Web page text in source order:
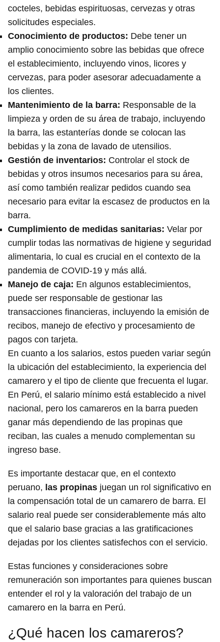
cocteles, bebidas espirituosas, cervezas y otras
solicitudes especiales.
Conocimiento de productos: Debe tener un
amplio conocimiento sobre las bebidas que ofrece
el establecimiento, incluyendo vinos, licores y
cervezas, para poder asesorar adecuadamente a
los clientes.
Mantenimiento de la barra: Responsable de la
limpieza y orden de su área de trabajo, incluyendo
la barra, las estanterías donde se colocan las
bebidas y la zona de lavado de utensilios.
Gestión de inventarios: Controlar el stock de
bebidas y otros insumos necesarios para su área,
así como también realizar pedidos cuando sea
necesario para evitar la escasez de productos en la
barra.
Cumplimiento de medidas sanitarias: Velar por
cumplir todas las normativas de higiene y seguridad
alimentaria, lo cual es crucial en el contexto de la
pandemia de COVID-19 y más allá.
Manejo de caja: En algunos establecimientos,
puede ser responsable de gestionar las
transacciones financieras, incluyendo la emisión de
recibos, manejo de efectivo y procesamiento de
pagos con tarjeta.
En cuanto a los salarios, estos pueden variar según
la ubicación del establecimiento, la experiencia del
camarero y el tipo de cliente que frecuenta el lugar.
En Perú, el salario mínimo está establecido a nivel
nacional, pero los camareros en la barra pueden
ganar más dependiendo de las propinas que
reciban, las cuales a menudo complementan su
ingreso base.
Es importante destacar que, en el contexto
peruano, las propinas juegan un rol significativo en
la compensación total de un camarero de barra. El
salario real puede ser considerablemente más alto
que el salario base gracias a las gratificaciones
dejadas por los clientes satisfechos con el servicio.
Estas funciones y consideraciones sobre
remuneración son importantes para quienes buscan
entender el rol y la valoración del trabajo de un
camarero en la barra en Perú.
¿Qué hacen los camareros?